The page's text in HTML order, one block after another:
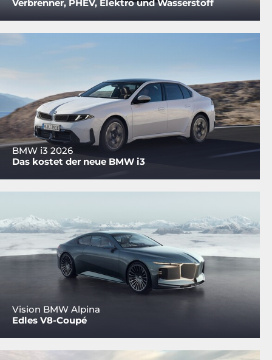
Verbrenner, PHEV, Elektro und Wasserstoff
BMW i3 2026
Das kostet der neue BMW i3
Vision BMW Alpina
Edles V8-Coupé